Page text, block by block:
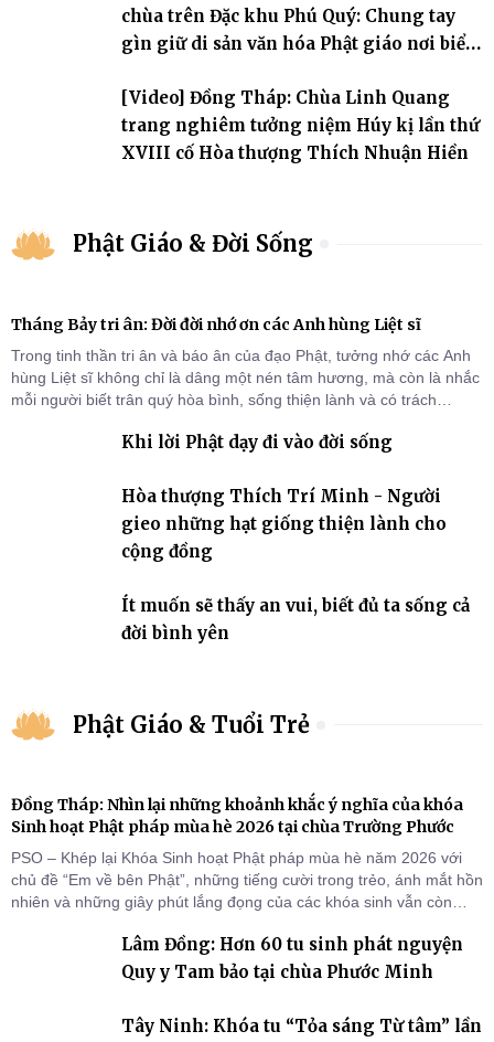
chùa trên Đặc khu Phú Quý: Chung tay
gìn giữ di sản văn hóa Phật giáo nơi biển
[Video] Đồng Tháp: Chùa Linh Quang
trang nghiêm tưởng niệm Húy kị lần thứ
XVIII cố Hòa thượng Thích Nhuận Hiền
Phật Giáo & Đời Sống
Tháng Bảy tri ân: Đời đời nhớ ơn các Anh hùng Liệt sĩ
Trong tinh thần tri ân và báo ân của đạo Phật, tưởng nhớ các Anh
hùng Liệt sĩ không chỉ là dâng một nén tâm hương, mà còn là nhắc
mỗi người biết trân quý hòa bình, sống thiện lành và có trách
Khi lời Phật dạy đi vào đời sống
Hòa thượng Thích Trí Minh - Người
gieo những hạt giống thiện lành cho
cộng đồng
Ít muốn sẽ thấy an vui, biết đủ ta sống cả
đời bình yên
Phật Giáo & Tuổi Trẻ
Đồng Tháp: Nhìn lại những khoảnh khắc ý nghĩa của khóa
Sinh hoạt Phật pháp mùa hè 2026 tại chùa Trường Phước
PSO – Khép lại Khóa Sinh hoạt Phật pháp mùa hè năm 2026 với
chủ đề “Em về bên Phật”, những tiếng cười trong trẻo, ánh mắt hồn
nhiên và những giây phút lắng đọng của các khóa sinh vẫn còn
Tháp). Những tuần tu học ngắn ngủi nhưng đã trở thành hành
trang quý báu, gieo những hạt giống thiện l
Lâm Đồng: Hơn 60 tu sinh phát nguyện
Quy y Tam bảo tại chùa Phước Minh
Tây Ninh: Khóa tu “Tỏa sáng Từ tâm” lần